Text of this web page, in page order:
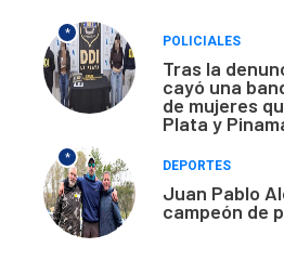
*
POLICIALES
Tras la
cayó una
de mujeres
Plata y
*
DEPORTES
Juan Pablo
campeón de